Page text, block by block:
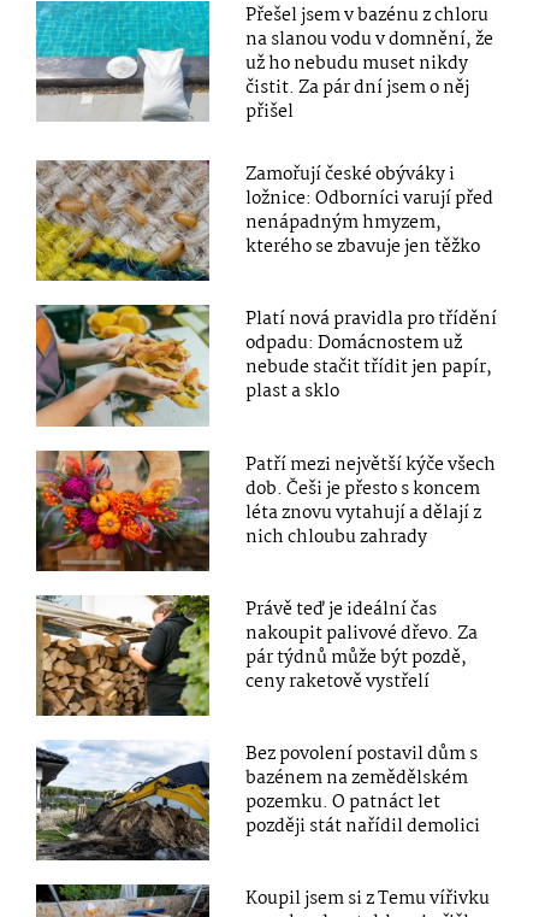
Přešel jsem v bazénu z chloru
na slanou vodu v domnění, že
už ho nebudu muset nikdy
čistit. Za pár dní jsem o něj
přišel
Zamořují české obýváky i
ložnice: Odborníci varují před
nenápadným hmyzem,
kterého se zbavuje jen těžko
Platí nová pravidla pro třídění
odpadu: Domácnostem už
nebude stačit třídit jen papír,
plast a sklo
Patří mezi největší kýče všech
dob. Češi je přesto s koncem
léta znovu vytahují a dělají z
nich chloubu zahrady
Právě teď je ideální čas
nakoupit palivové dřevo. Za
pár týdnů může být pozdě,
ceny raketově vystřelí
Bez povolení postavil dům s
bazénem na zemědělském
pozemku. O patnáct let
později stát nařídil demolici
Koupil jsem si z Temu vířivku